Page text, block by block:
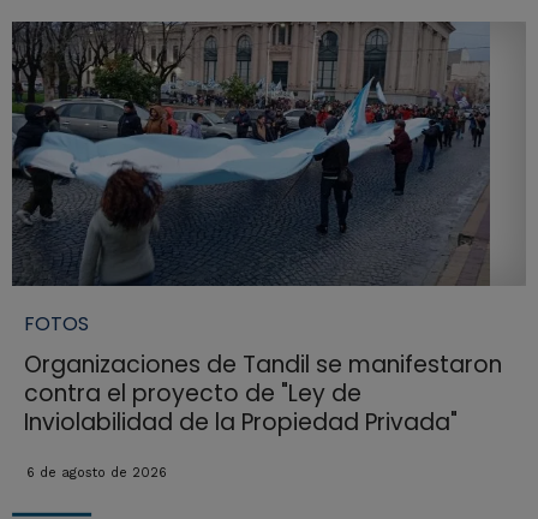
FOTOS
Organizaciones de Tandil se manifestaron
contra el proyecto de "Ley de
Inviolabilidad de la Propiedad Privada"
6 de agosto de 2026